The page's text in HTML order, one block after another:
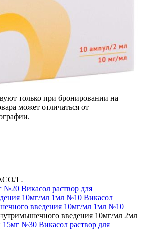
только при бронировании на
может отличаться от
№20 Викасол раствор для
10мг/мл 1мл №10 Викасол
введения 10мг/мл 1мл №10
введения 10мг/мл 2мл
15мг №30 Викасол раствор для